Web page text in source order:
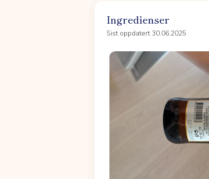
Ingredienser
Sist oppdatert 30.06.2025